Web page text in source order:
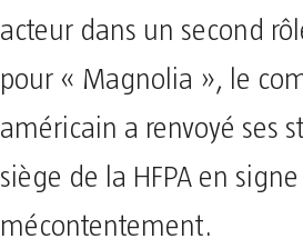
acteur dans un second
pour « Magnolia », le
américain a renvoyé ses
siège de la HFPA en
mécontentement.